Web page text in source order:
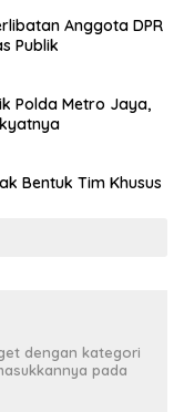
Anggota DPR
Publik
Polda Metro Jaya,
Bentuk Tim Khusus
dengan kategori
pada